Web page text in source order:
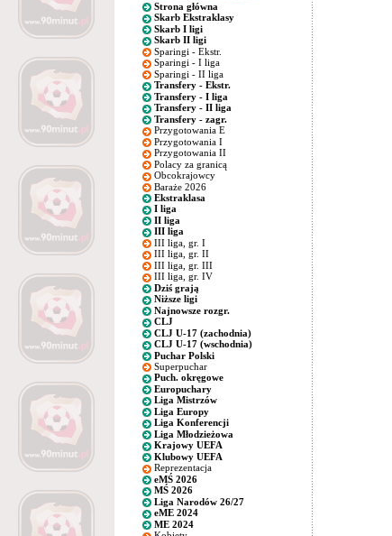
Strona główna
Skarb Ekstraklasy
Skarb I ligi
Skarb II ligi
Sparingi - Ekstr.
Sparingi - I liga
Sparingi - II liga
Transfery - Ekstr.
Transfery - I liga
Transfery - II liga
Transfery - zagr.
Przygotowania E
Przygotowania I
Przygotowania II
Polacy za granicą
Obcokrajowcy
Baraże 2026
Ekstraklasa
I liga
II liga
III liga
III liga, gr. I
III liga, gr. II
III liga, gr. III
III liga, gr. IV
Dziś grają
Niższe ligi
Najnowsze rozgr.
CLJ
CLJ U-17 (zachodnia)
CLJ U-17 (wschodnia)
Puchar Polski
Superpuchar
Puch. okręgowe
Europuchary
Liga Mistrzów
Liga Europy
Liga Konferencji
Liga Młodzieżowa
Krajowy UEFA
Klubowy UEFA
Reprezentacja
eMŚ 2026
MŚ 2026
Liga Narodów 26/27
eME 2024
ME 2024